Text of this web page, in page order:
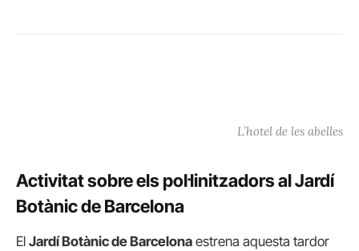
L’hotel de les abelles
Activitat sobre els pol·linitzadors al Jardí
Botànic de Barcelona
El Jardí Botànic de Barcelona estrena aquesta tardor